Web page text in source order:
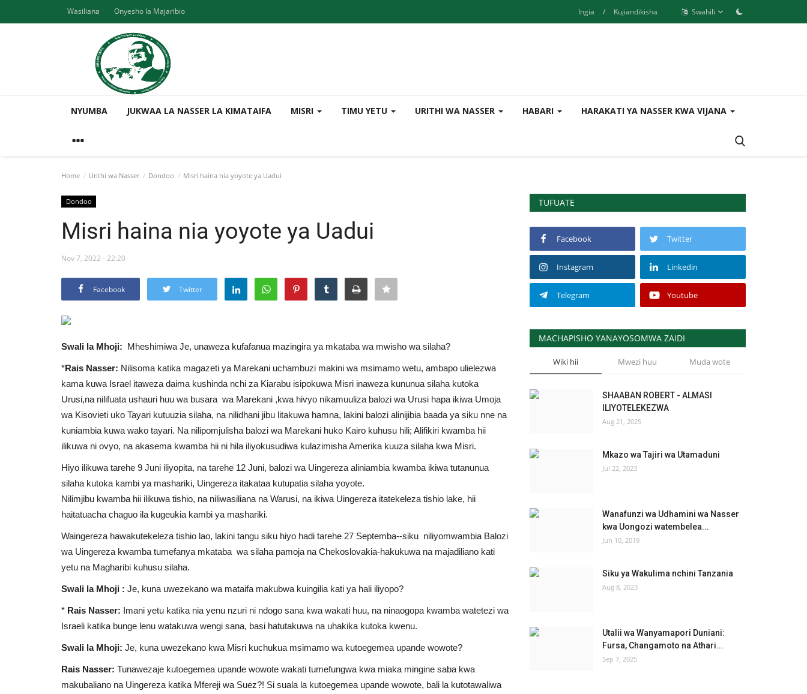
Wasiliana Onyesho la Majaribio Ingia / Kujiandikisha Swahili
NYUMBA JUKWAA LA NASSER LA KIMATAIFA MISRI TIMU YETU URITHI WA NASSER HABARI HARAKATI YA NASSER KWA VIJANA
Home Urithi wa Nasser Dondoo Misri haina nia yoyote ya Uadui
Dondoo
Misri haina nia yoyote ya Uadui
Nov 7, 2022 - 22:20
Facebook Twitter
Swali la Mhoji: Mheshimiwa Je, unaweza kufafanua mazingira ya mkataba wa mwisho wa silaha?
*Rais Nasser: Nilisoma katika magazeti ya Marekani uchambuzi makini wa msimamo wetu, ambapo ulielezwa
kama kuwa Israel itaweza daima kushinda nchi za Kiarabu isipokuwa Misri inaweza kununua silaha kutoka
Urusi,na nilifuata ushauri huu wa busara wa Marekani ,kwa hivyo nikamuuliza balozi wa Urusi hapa ikiwa Umoja
wa Kisovieti uko Tayari kutuuzia silaha, na nilidhani jibu litakuwa hamna, lakini balozi alinijibia baada ya siku nne na
kuniambia kuwa wako tayari. Na nilipomjulisha balozi wa Marekani huko Kairo kuhusu hili; Alifikiri kwamba hii
ilikuwa ni ovyo, na akasema kwamba hii ni hila iliyokusudiwa kulazimisha Amerika kuuza silaha kwa Misri.
Hiyo ilikuwa tarehe 9 Juni iliyopita, na tarehe 12 Juni, balozi wa Uingereza aliniambia kwamba ikiwa tutanunua
silaha kutoka kambi ya mashariki, Uingereza itakataa kutupatia silaha yoyote.
Nilimjibu kwamba hii ilikuwa tishio, na niliwasiliana na Warusi, na ikiwa Uingereza itatekeleza tishio lake, hii
haitatuacha chaguo ila kugeukia kambi ya mashariki.
Waingereza hawakutekeleza tishio lao, lakini tangu siku hiyo hadi tarehe 27 Septemba--siku niliyomwambia Balozi
wa Uingereza kwamba tumefanya mkataba wa silaha pamoja na Chekoslovakia-hakukuwa na majadiliano kati
yetu na Magharibi kuhusu silaha.
Swali la Mhoji : Je, kuna uwezekano wa mataifa makubwa kuingilia kati ya hali iliyopo?
* Rais Nasser: Imani yetu katika nia yenu nzuri ni ndogo sana kwa wakati huu, na ninaogopa kwamba watetezi wa
Israeli katika bunge lenu watakuwa wengi sana, basi hatutakuwa na uhakika kutoka kwenu.
Swali la Mhoji: Je, kuna uwezekano kwa Misri kuchukua msimamo wa kutoegemea upande wowote?
Rais Nasser: Tunawezaje kutoegemea upande wowote wakati tumefungwa kwa miaka mingine saba kwa
makubaliano na Uingereza katika Mfereji wa Suez?! Si suala la kutoegemea upande wowote, bali la kutotawaliwa
TUFUATE
Facebook Twitter
Instagram Linkedin
Telegram Youtube
MACHAPISHO YANAYOSOMWA ZAIDI
Wiki hii Mwezi huu Muda wote
SHAABAN ROBERT - ALMASI
ILIYOTELEKEZWA
Aug 21, 2025
Mkazo wa Tajiri wa Utamaduni
Jul 22, 2023
Wanafunzi wa Udhamini wa Nasser
kwa Uongozi watembelea...
Jun 10, 2019
Siku ya Wakulima nchini Tanzania
Aug 8, 2023
Utalii wa Wanyamapori Duniani:
Fursa, Changamoto na Athari...
Sep 7, 2025